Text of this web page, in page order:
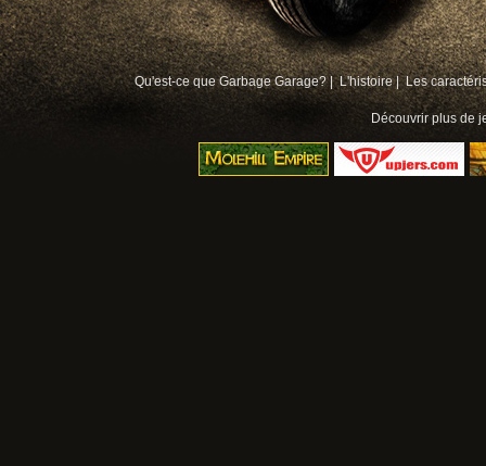
Qu'est-ce que Garbage Garage? | L'histoire | Les
Découvrir plus de